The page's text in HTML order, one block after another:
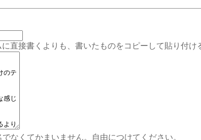
書くよりも、書いたものをコピーして貼り付ける
なくてかまいません。自由につけてください。